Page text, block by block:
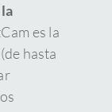
es la
hasta